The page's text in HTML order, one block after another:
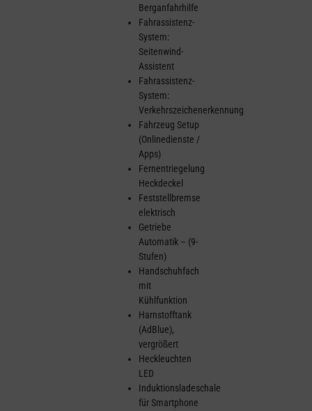
Berganfahrhilfe
Fahrassistenz-
System:
Seitenwind-
Assistent
Fahrassistenz-
System:
Verkehrszeichenerkennung
Fahrzeug Setup
(Onlinedienste /
Apps)
Fernentriegelung
Heckdeckel
Feststellbremse
elektrisch
Getriebe
Automatik – (9-
Stufen)
Handschuhfach
mit
Kühlfunktion
Harnstofftank
(AdBlue),
vergrößert
Heckleuchten
LED
Induktionsladeschale
für Smartphone